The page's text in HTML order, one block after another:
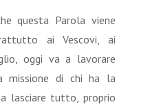
questa Parola viene
ai Vescovi, ai
oggi va a lavorare
missione di chi ha la
lasciare tutto, proprio